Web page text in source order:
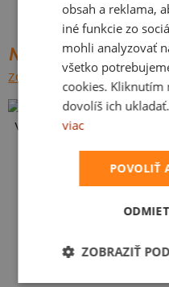
NAJPREDÁVANEJŠIE
ZOBRAZIŤ VŠETKY
Vlastná potlač
obsah a reklama,
iné funkcie zo
mohli analyzovať
všetko
cookies. Kliknutím
dovolíš ich
viac
POVOLIŤ
ZOBRAZIŤ